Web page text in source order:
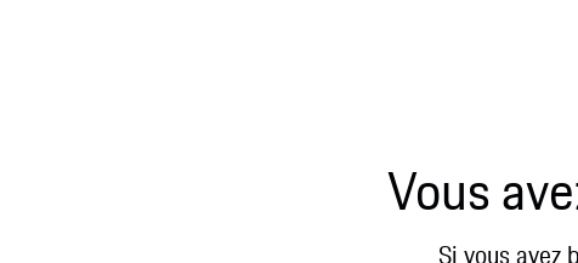
Vous
Si vous avez